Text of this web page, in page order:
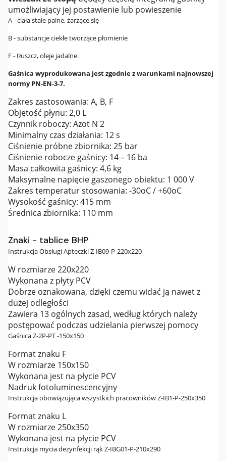
umożliwiający jej postawienie lub powieszenie
A - ciała stałe palne, żarzące się
B - substancje ciekłe tworzące płomienie
F - tłuszcz, oleje jadalne.
Gaśnica wyprodukowana jest zgodnie z warunkami najnowszej
normy PN-EN-3-7.
Zakres zastosowania: A, B, F
Objętość płynu: 2,0 L
Czynnik roboczy: Azot N 2
Minimalny czas działania: 12 s
Ciśnienie próbne zbiornika: 25 bar
Ciśnienie robocze gaśnicy: 14 – 16 ba
Masa całkowita gaśnicy: 4,6 kg
Maksymalne napięcie gaszonego obiektu: 1 000 V
Zakres temperatur stosowania: -30oC / +60oC
Wysokość gaśnicy: 415 mm
Średnica zbiornika: 110 mm
Znaki - tablice BHP
Instrukcja Obsługi Apteczki Z-IB09-P-220x220
W rozmiarze 220x220
Wykonana z płyty PCV
Dobrze oznakowana, dzięki czemu widać ją nawet z
dużej odległości
Zawiera 13 ogólnych zasad, według których należy
postępować podczas udzielania pierwszej pomocy
Gaśnica Z-2P-PT -150x150
Format znaku F
W rozmiarze 150x150
Wykonana jest na płycie PCV
Nadruk fotoluminescencyjny
Instrukcja obowiązująca wszystkich pracowników Z-IB1-P-250x350
Format znaku L
W rozmiarze 250x350
Wykonana jest na płycie PCV
Instrukcja mycia dezynfekcji rąk Z-IBG01-P-210x290